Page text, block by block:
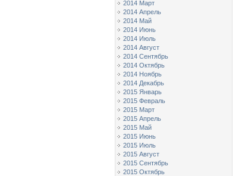
2014 Март
2014 Апрель
2014 Май
2014 Июнь
2014 Июль
2014 Август
2014 Сентябрь
2014 Октябрь
2014 Ноябрь
2014 Декабрь
2015 Январь
2015 Февраль
2015 Март
2015 Апрель
2015 Май
2015 Июнь
2015 Июль
2015 Август
2015 Сентябрь
2015 Октябрь